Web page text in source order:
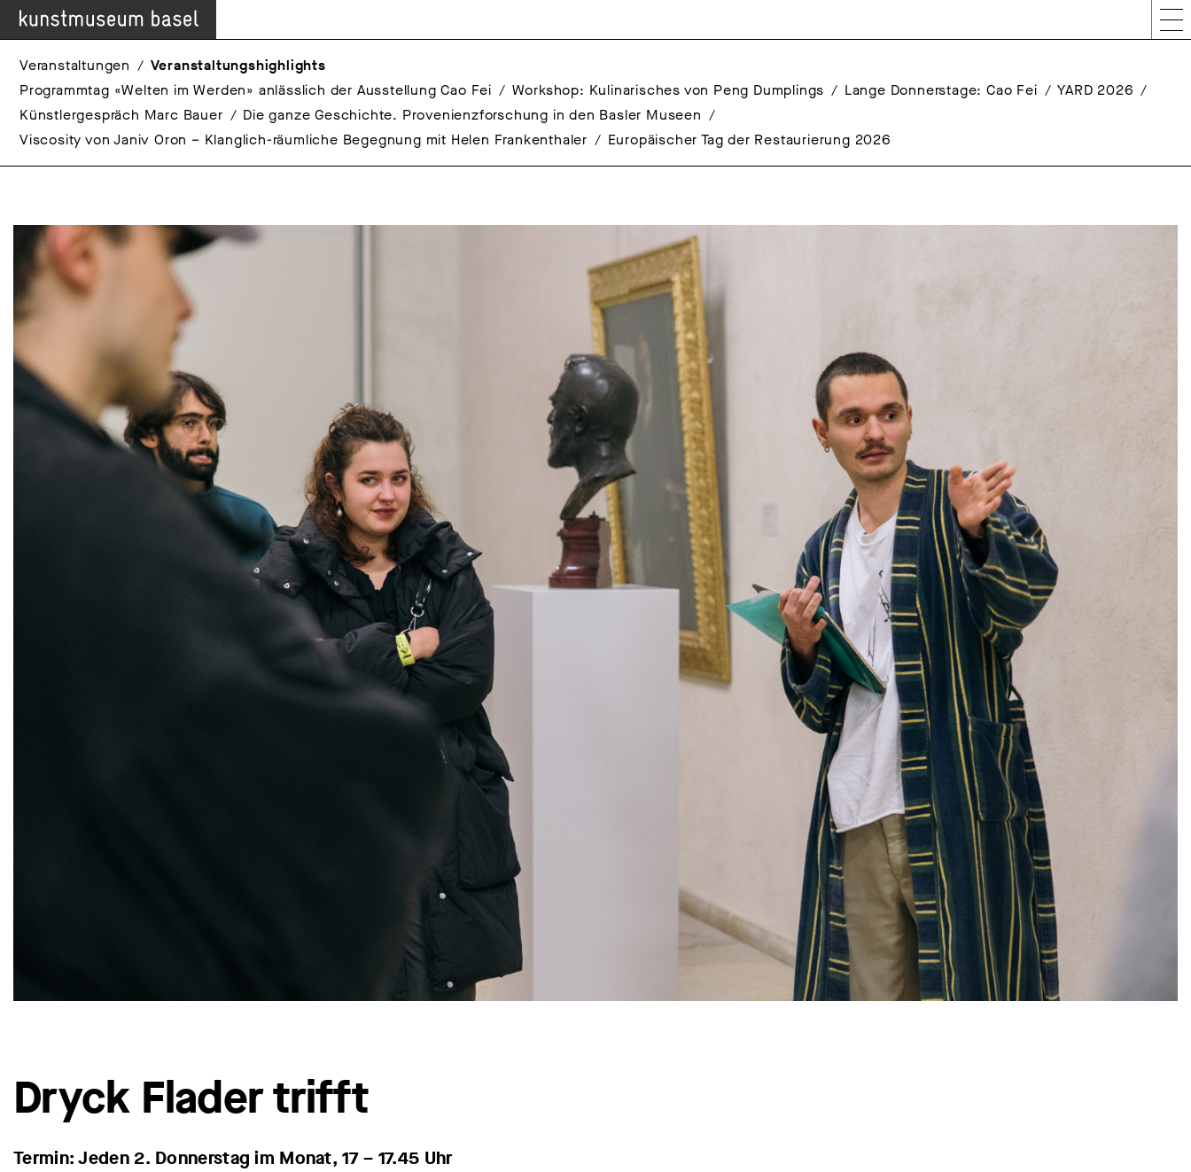
Veranstaltungen
Veranstaltungshighlights
Programmtag «Welten im Werden» anlässlich der Ausstellung Cao Fei
Workshop: Kulinarisches von Peng Dumplings Lange Donnerstage: Cao Fei
YARD 2026
Künstlergespräch Marc Bauer
Die ganze Geschichte. Provenienzforschung in den Basler Museen
Viscosity von Janiv Oron – Klanglich-räumliche Begegnung mit Helen Frankenthaler
Europäischer Tag der Restaurierung 2026
Dryck Flader trifft
Termin: Jeden 2. Donnerstag im Monat, 17 – 17.45 Uhr